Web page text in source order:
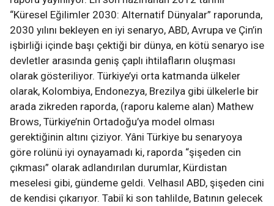
“Küresel Eğilimler 2030: Alternatif Dünyalar” raporunda,
2030 yılını bekleyen en iyi senaryo, ABD, Avrupa ve Çin’in
işbirliği içinde başı çektiği bir dünya, en kötü senaryo ise
devletler arasında geniş çaplı ihtilafların oluşması
olarak gösteriliyor. Türkiye’yi orta katmanda ülkeler
olarak, Kolombiya, Endonezya, Brezilya gibi ülkelerle bir
arada zikreden raporda, (raporu kaleme alan) Mathew
Brows, Türkiye’nin Ortadoğu’ya model olması
gerektiğinin altını çiziyor. Yâni Türkiye bu senaryoya
göre rolünü iyi oynayamadı ki, raporda “şişeden cin
çıkması” olarak adlandırılan durumlar, Kürdistan
meselesi gibi, gündeme geldi. Velhasıl ABD, şişeden cini
de kendisi çıkarıyor. Tabiî ki son tahlilde, Batının gelecek